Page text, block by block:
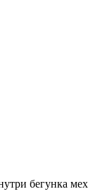
бегунка